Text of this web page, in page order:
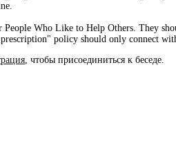
People Who Like to Help Others. They
policy should only connect
, чтобы присоединиться к беседе.